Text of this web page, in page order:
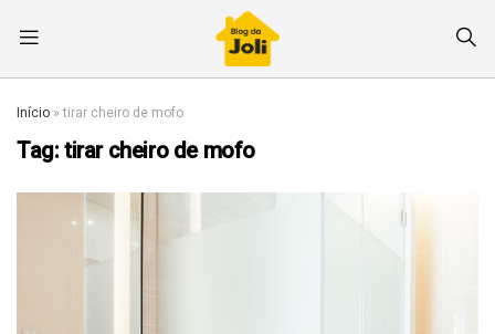
Início »tirar cheiro de mofo
Tag:tirar cheiro de mofo